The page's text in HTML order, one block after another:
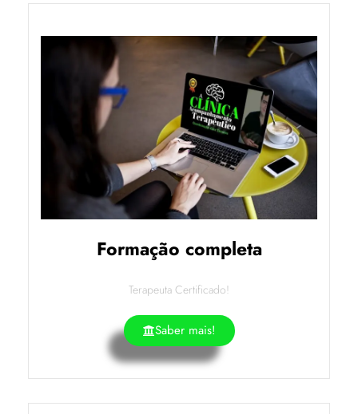
Formação completa
Terapeuta Certificado!
Saber mais!